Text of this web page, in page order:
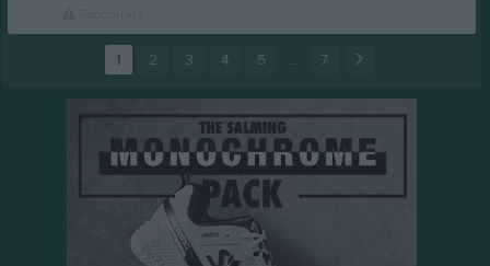
1 2 3 4 5 … 7